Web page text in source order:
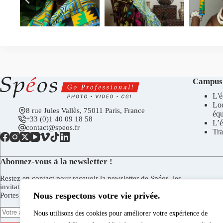
Nous respectons votre vie privée.
Nous utilisons des cookies pour améliorer votre expérience de
8 rue Jules Vallès, 75011 Paris, France
+33 (0)1 40 09 18 58
contact@speos.fr
Campus
Abonnez-vous à la newsletter !
Restez en contact pour recevoir la newsletter de Spéos, les
invitations aux vernissages de la Galerie Spéos, aux Journées
Portes Ouvertes, et plus encore.